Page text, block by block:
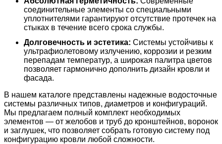
соединительные элементы со специальными
уплотнителями гарантируют отсутствие протечек на
стыках в течение всего срока службы.
Долговечность и эстетика: Системы устойчивы к
ультрафиолетовому излучению, коррозии и резким
перепадам температур, а широкая палитра цветов
позволяет гармонично дополнить дизайн кровли и
фасада.
В нашем каталоге представлены надежные водосточные
системы различных типов, диаметров и конфигураций.
Мы предлагаем полный комплект необходимых
элементов — от желобов и труб до кронштейнов, воронок
и заглушек, что позволяет собрать готовую систему под
конфигурацию кровли любой сложности.